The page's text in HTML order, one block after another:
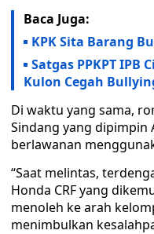
Baca Juga:
KPK Sita Barang
Satgas PPKPT IPB
Kulon Cegah
Di waktu yang sama,
Sindang yang dipimpin
berlawanan
“Saat melintas,
Honda CRF yang
menoleh ke arah
menimbulkan